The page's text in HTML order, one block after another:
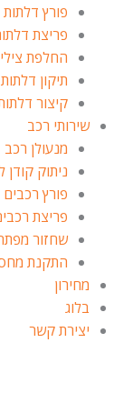
פורץ דלתות
פריצת
החלפת
תיקון דלתות
קיצור
שירותי רכב
מנעולן רכב
ניתוק קודן
פורץ רכבים
פריצת
שחזור
התקנת
מחירון
בלוג
יצירת קשר